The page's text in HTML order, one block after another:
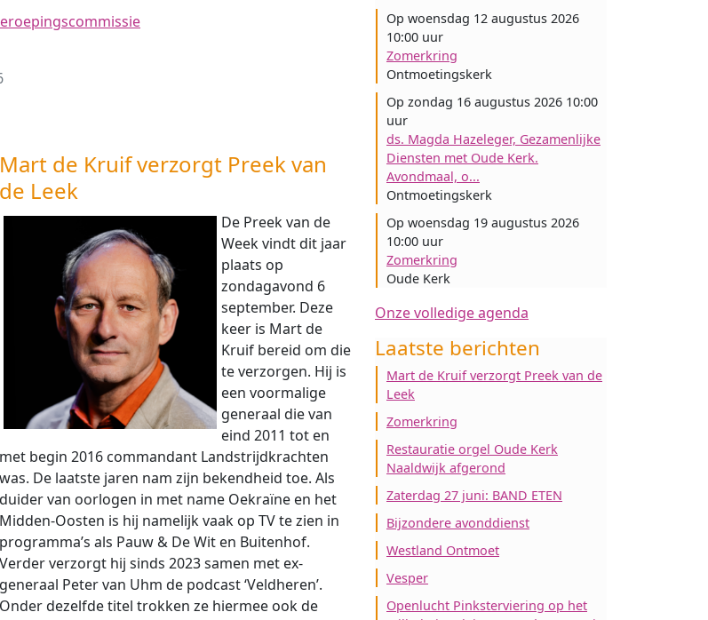
Mart de Kruif verzorgt Preek van
de Leek
De Preek van de
Week vindt dit jaar
plaats op
zondagavond 6
september. Deze
keer is Mart de
Kruif bereid om die
te verzorgen. Hij is
een voormalige
generaal die van
eind 2011 tot en
met begin 2016 commandant Landstrijdkrachten
was. De laatste jaren nam zijn bekendheid toe. Als
duider van oorlogen in met name Oekraïne en het
Midden-Oosten is hij namelijk vaak op TV te zien in
programma’s als Pauw & De Wit en Buitenhof.
Verder verzorgt hij sinds 2023 samen met ex-
generaal Peter van Uhm de podcast ‘Veldheren’.
Onder dezelfde titel trokken ze hiermee ook de
Op woensdag 12 augustus 2026
10:00 uur
Zomerkring
Ontmoetingskerk
Op zondag 16 augustus 2026 10:00
uur
ds. Magda Hazeleger, Gezamenlijke
Diensten met Oude Kerk.
Avondmaal, o...
Ontmoetingskerk
Op woensdag 19 augustus 2026
10:00 uur
Zomerkring
Oude Kerk
Onze volledige agenda
Laatste berichten
Mart de Kruif verzorgt Preek van de
Leek
Zomerkring
Restauratie orgel Oude Kerk
Naaldwijk afgerond
Zaterdag 27 juni: BAND ETEN
Bijzondere avonddienst
Westland Ontmoet
Vesper
Openlucht Pinksterviering op het